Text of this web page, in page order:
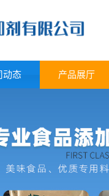
动态 产品展厅